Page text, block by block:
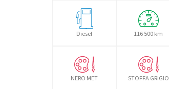
Diesel 116 500 km
NERO MET STOFFA GRIGIO